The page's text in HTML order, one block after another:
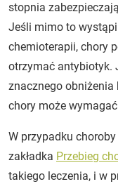
stopnia
Jeśli mimo to
chemioterapii, chory
otrzymać antybiotyk.
znacznego obniżenia
chory może
W przypadku
zakładka Przebieg
takiego leczenia, i w